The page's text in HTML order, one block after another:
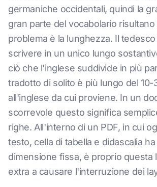
germaniche occidentali, quindi la
gran parte del vocabolario risultano
problema è la lunghezza. Il
scrivere in un unico lungo
ciò che l'inglese suddivide in più
tradotto di solito è più lungo del
all'inglese da cui proviene. In un
scorrevole questo significa
righe. All'interno di un PDF, in cui
testo, cella di tabella e didascalia ha
dimensione fissa, è proprio questa
extra a causare l'interruzione dei